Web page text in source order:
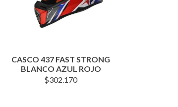
CASCO 437 FAST STRONG
BLANCO AZUL ROJO
$302.170